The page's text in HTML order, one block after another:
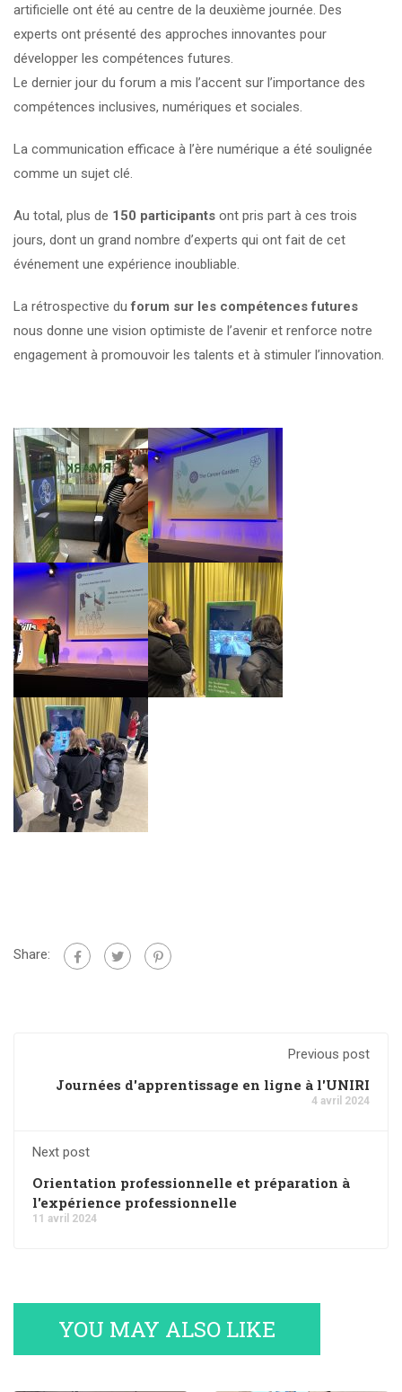
artificielle ont été au centre de la deuxième journée. Des
experts ont présenté des approches innovantes pour
développer les compétences futures.
Le dernier jour du forum a mis l’accent sur l’importance des
compétences inclusives, numériques et sociales.
La communication efficace à l’ère numérique a été soulignée
comme un sujet clé.
Au total, plus de 150 participants ont pris part à ces trois
jours, dont un grand nombre d’experts qui ont fait de cet
événement une expérience inoubliable.
La rétrospective duforum sur les compétences futures
nous donne une vision optimiste de l’avenir et renforce notre
engagement à promouvoir les talents et à stimuler l’innovation.
Share:
Previous post
Journées d'apprentissage en ligne à l'UNIRI
4 avril 2024
Next post
Orientation professionnelle et préparation à
l'expérience professionnelle
11 avril 2024
YOU MAY ALSO LIKE